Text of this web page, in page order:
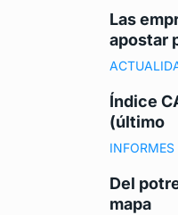
Las
apostar
Índice
(último
INFORMES
Del
mapa